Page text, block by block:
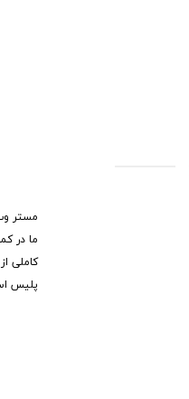
مستر
ما در
کاملی
پلیس